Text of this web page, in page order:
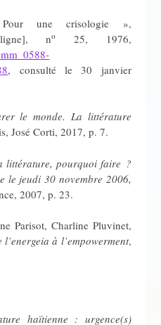
une crisologie »,
no
25, 1976,
, consulté le 30 janvier
le monde. La littérature
José Corti, 2017, p. 7.
littérature, pourquoi faire ?
le jeudi 30 novembre 2006,
2007, p. 23.
Parisot, Charline Pluvinet,
à l’empowerment,
haïtienne : urgence(s)